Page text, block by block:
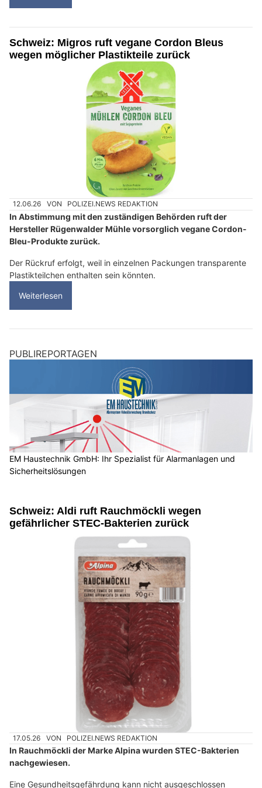
Schweiz: Migros ruft vegane Cordon Bleus
wegen möglicher Plastikteile zurück
12.06.26 VON POLIZEI.NEWS REDAKTION
In Abstimmung mit den zuständigen Behörden ruft der
Hersteller Rügenwalder Mühle vorsorglich vegane Cordon-
Bleu-Produkte zurück.
Der Rückruf erfolgt, weil in einzelnen Packungen transparente
Plastikteilchen enthalten sein könnten.
Weiterlesen
PUBLIREPORTAGEN
EM Haustechnik GmbH: Ihr Spezialist für Alarmanlagen und
Sicherheitslösungen
Schweiz: Aldi ruft Rauchmöckli wegen
gefährlicher STEC-Bakterien zurück
17.05.26 VON POLIZEI.NEWS REDAKTION
In Rauchmöckli der Marke Alpina wurden STEC-Bakterien
nachgewiesen.
Eine Gesundheitsgefährdung kann nicht ausgeschlossen